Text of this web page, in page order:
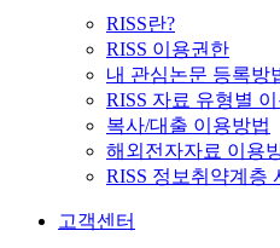
RISS란?
RISS 이용권한
내 관심논문 등록방
RISS 자료 유형별
복사/대출 이용방법
해외전자자료 이용
RISS 정보취약계층
고객센터